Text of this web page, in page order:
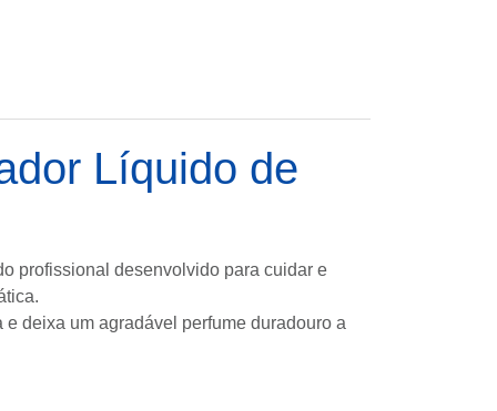
Líquido de
profissional desenvolvido para cuidar e
deixa um agradável perfume duradouro a